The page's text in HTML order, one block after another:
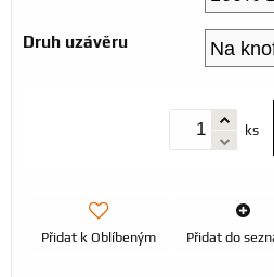
Druh uzávěru
ks
Přidat k Oblíbeným Přidat do